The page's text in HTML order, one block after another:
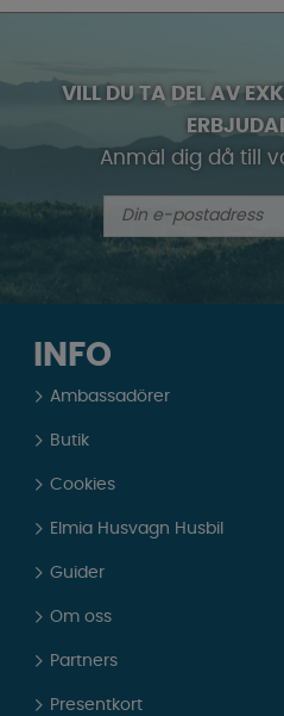
VILL DU TA DEL AV
Anmäl dig då till
INFO
Ambassadörer
Butik
Cookies
Elmia Husvagn Husbil
Guider
Om oss
Partners
Presentkort